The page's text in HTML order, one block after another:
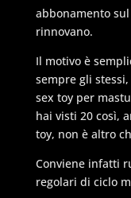
abbonamento
rinnovano.
Il motivo è
sempre gli
sex toy per
hai visti 20 così,
toy, non è altro
Conviene infatti
regolari di ciclo